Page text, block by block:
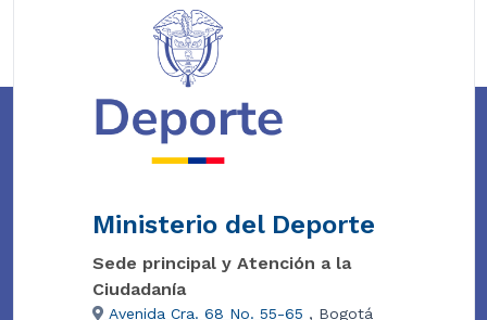
Ministerio del Deporte
Sede principal y Atención a la
Ciudadanía
Avenida Cra. 68 No. 55-65 , Bogotá